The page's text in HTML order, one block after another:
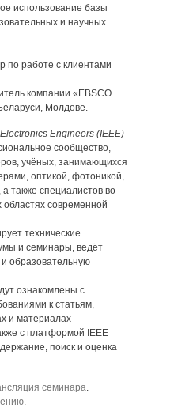
использование базы
и научных
по работе с клиентами
компании «EBSCO
Молдове.
Engineers (IEEE)
сообщество,
учёных, занимающихся
оптикой, фотоникой,
также специалистов во
современной
технические
и семинары, ведёт
образовательную
ознакомлены с
к статьям,
и материалах
с платформой IEEE
поиск и оценка
семинара.
.